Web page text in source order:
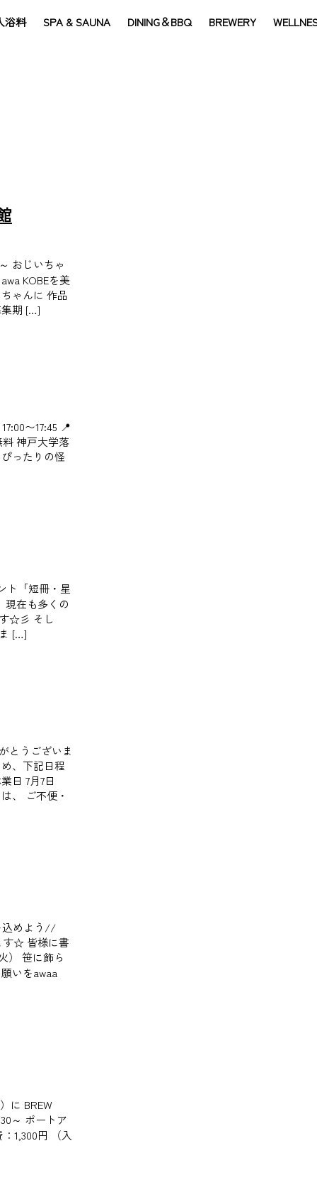
浴料 SPA & SAUNA DINING＆BBQ BREWERY
おじいちゃ
KOBEを美
ゃんに 作品
集期 […]
〜17:45 📍
料 神戸大学落
ったりの怪
ト「短冊・星
現在も多くの
☆彡 そし
[…]
とうございま
、下記日程
日 7月7日
、 ご不便・
込めよう//
す☆ 皆様に書
） 笹に飾ら
いをawaa
に BREW
～ ポートア
1,300円 （入